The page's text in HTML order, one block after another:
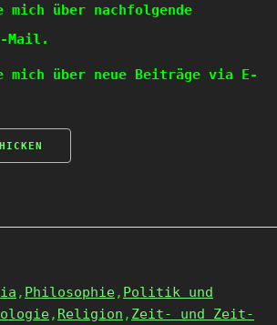
mich über nachfolgende
Mail.
mich über neue Beiträge via E-
, Philosophie, Politik und
, Religion , Zeit- und Zeit-